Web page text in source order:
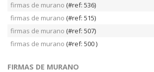
firmas de murano (#ref: 536)
firmas de murano (#ref: 515)
firmas de murano (#ref: 507)
firmas de murano (#ref: 500 )
FIRMAS DE MURANO